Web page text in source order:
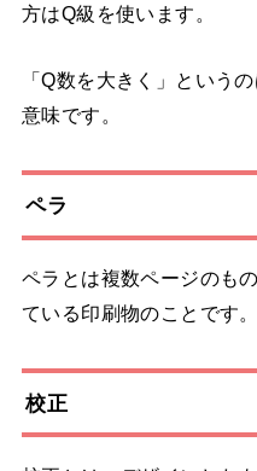
方はQ級を使います。
「Q数を大きく」という
意味です。
ペラ
ペラとは複数ページのも
ている印刷物のことです。
校正